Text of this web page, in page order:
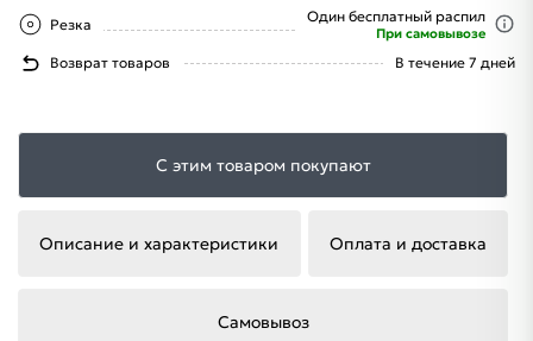
Резка Один бесплатный распил
При самовывозе
Возврат товаров В течение 7 дней
С этим товаром покупают
Описание и характеристики Оплата и доставка
Самовывоз